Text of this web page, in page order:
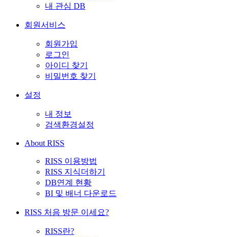
내 관심 DB
회원서비스
회원가입
로그인
아이디 찾기
비밀번호 찾기
설정
내 정보
검색환경설정
About RISS
RISS 이용방법
RISS 지식더하기
DB연계 현황
BI 및 배너 다운로드
RISS 처음 방문 이세요?
RISS란?